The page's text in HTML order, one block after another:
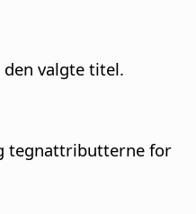
valgte titel.
tegnattributterne for